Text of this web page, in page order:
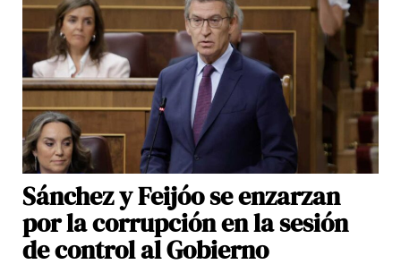
Sánchez y Feijóo se enzarzan
por la corrupción en la sesión
de control al Gobierno